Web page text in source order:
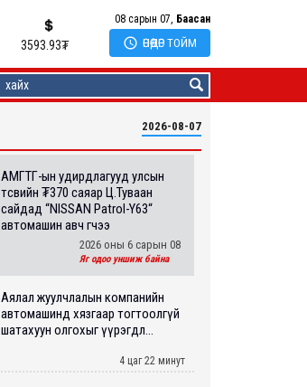
3593.93₮
08 сарын 07, Баасан
 ӨНӨӨДӨР ТОЙМ
2026-08-07
АМГТГ-ын удирдлагууд улсын
төсвийн ₮370 саяар Ц.Туваан
сайдад “NISSAN Patrol-Y63“
автомашин авч өгчээ
2026 оны 6 сарын 08
Яг одоо уншиж байна
Аялал жуулчлалын компанийн
автомашинд хязгаар тогтоолгүй
шатахуун олгохыг үүрэгдл...
4 цаг 22 минут